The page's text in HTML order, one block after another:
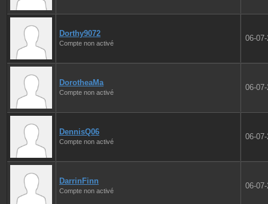
Dorthy9072
Compte non activé
06-
DorotheaMa
Compte non activé
06-
DennisQ06
Compte non activé
06-
DarrinFinn
Compte non activé
06-